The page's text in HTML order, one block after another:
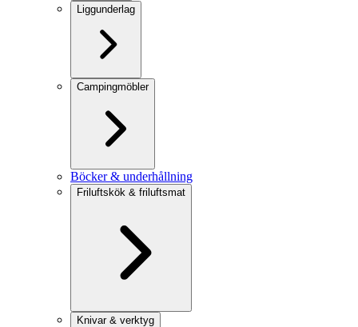
Liggunderlag
Campingmöbler
Böcker & underhållning
Friluftskök & friluftsmat
Knivar & verktyg